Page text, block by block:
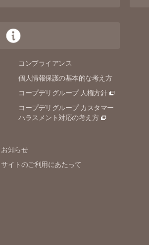
コンプライアンス
個人情報保護の基本的な考え方
コープデリグループ 人権方針
コープデリグループ カスタマー
ハラスメント対応の考え方
お知らせ
サイトのご利用にあたって